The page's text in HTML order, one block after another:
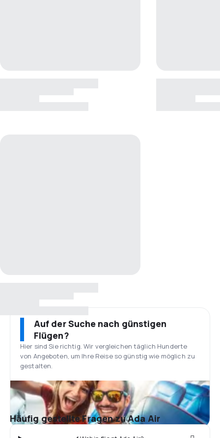
Auf der Suche nach günstigen
Flügen?
Hier sind Sie richtig. Wir vergleichen täglich Hunderte
von Angeboten, um Ihre Reise so günstig wie möglich zu
gestalten.
Häufig gestellte Fragen zu Ada Air